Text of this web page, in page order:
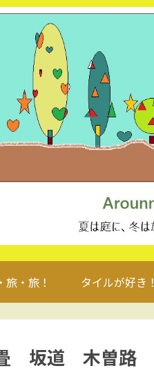
旅・旅！ タイルが好き！
坂道 木曽路